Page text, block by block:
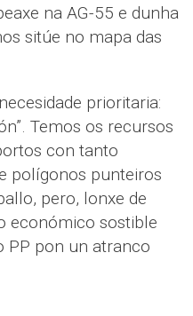
na AG-55 e dunha
sitúe no mapa das
prioritaria:
Temos os recursos
con tanto
polígonos punteiros
pero, lonxe de
económico sostible
PP pon un atranco